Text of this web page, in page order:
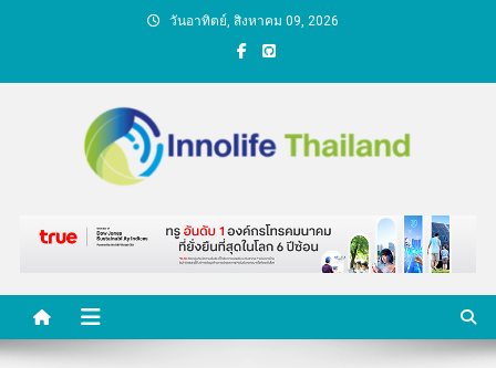
วันอาทิตย์, สิงหาคม 09, 2026
คนกับความคิด ชีวิตกับ
นวัตกรรม